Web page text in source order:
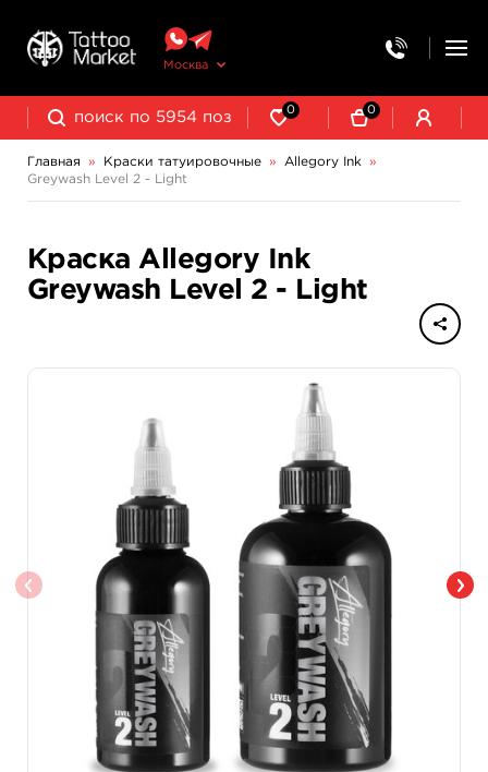
Москва
0 0
Главная » Краски татуировочные » Allegory Ink
»
Greywash Level 2 - Light
Краска Allegory Ink
Greywash Level 2 - Light